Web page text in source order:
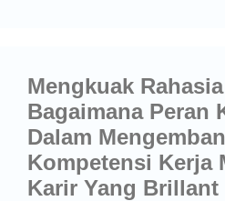
Mengkuak
Bagaimana Peran
Dalam
Kompetensi Kerja
Karir Yang Brillant